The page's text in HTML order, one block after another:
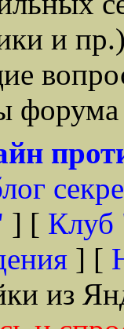
и
] [ Клуб
] [
из